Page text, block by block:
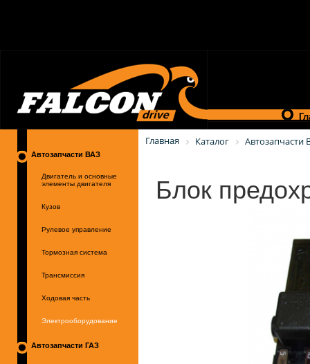
Автозапчасти ВАЗ
Двигатель и основные
элементы двигателя
Кузов
Рулевое управление
Тормозная система
Трансмиссия
Ходовая часть
Электрооборудование
Автозапчасти ГАЗ
Главная Каталог Автозапчасти
Блок